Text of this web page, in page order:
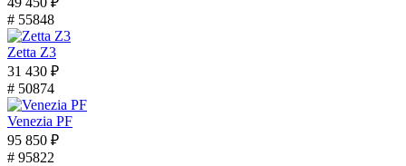
# 55848
Zetta Z3
31 430 ₽
# 50874
Venezia PF
95 850 ₽
# 95822